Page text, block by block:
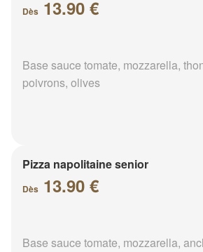
Dès 13.90 €
Base sauce tomate, mozzarella,
poivrons, olives
Pizza napolitaine senior
Dès 13.90 €
Base sauce tomate, mozzarella,